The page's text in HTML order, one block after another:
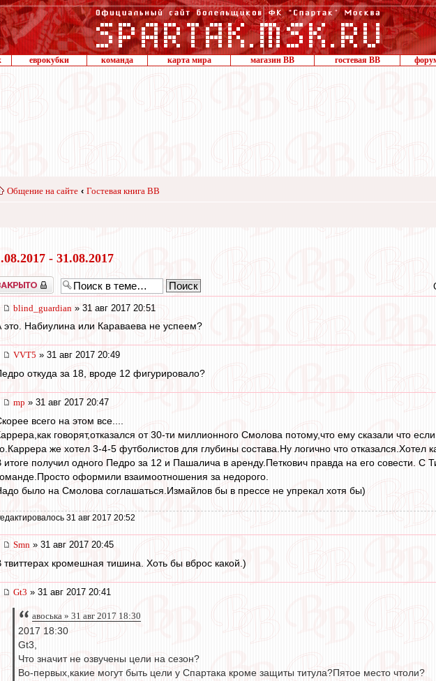
еврокубки команда карта мира магазин ВВ гостевая ВВ
Общение на сайте ‹ Гостевая книга ВВ
- 31.08.2017
blind_guardian » 31 авг 2017 20:51
это. Набиулина или Караваева не успеем?
VVT5 » 31 авг 2017 20:49
откуда за 18, вроде 12 фигурировало?
mp » 31 авг 2017 20:47
всего на этом все....
говорят,отказался от 30-ти миллионного Смолова потому,что ему сказали что
же хотел 3-4-5 футболистов для глубины состава.Ну логично что отказался.Хотел
итоге получил одного Педро за 12 и Пашалича в аренду.Петкович правда на его совести. С
оформили взаимоотношения за недорого.
было на Смолова соглашаться.Измайлов бы в прессе не упрекал хотя бы)
31 авг 2017 20:52
Smn » 31 авг 2017 20:45
твиттерах кромешная тишина. Хоть бы вброс какой.)
Gt3 » 31 авг 2017 20:41
авоська » 31 авг 2017 18:30
2017 18:30
Gt3,
Что значит не озвучены цели на сезон?
Во-первых,какие могут быть цели у Спартака кроме защиты титула?Пятое место чтоли?